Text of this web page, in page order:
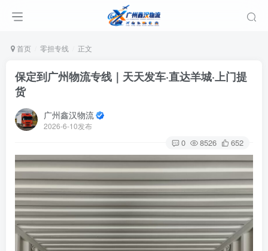
首页 零担专线 正文
保定到广州物流专线｜天天发车·直达羊城·上门提
货
广州鑫汉物流
2026-6-10发布
0 8526 652